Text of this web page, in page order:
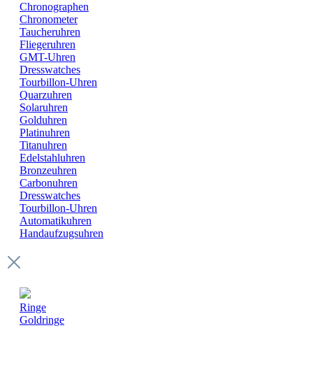
Chronographen
Chronometer
Taucheruhren
Fliegeruhren
GMT-Uhren
Dresswatches
Tourbillon-Uhren
Quarzuhren
Solaruhren
Golduhren
Platinuhren
Titanuhren
Edelstahluhren
Bronzeuhren
Carbonuhren
Dresswatches
Tourbillon-Uhren
Automatikuhren
Handaufzugsuhren
Ringe
Goldringe